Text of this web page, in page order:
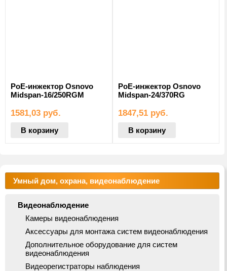
PoE-инжектор Osnovo
Midspan-16/250RGM
1581,03 руб.
В корзину
PoE-инжектор Osnovo
Midspan-24/370RG
1847,51 руб.
В корзину
Умный дом, охрана, видеонаблюдение
Видеонаблюдение
Камеры видеонаблюдения
Аксессуары для монтажа систем видеонаблюдения
Дополнительное оборудование для систем
видеонаблюдения
Видеорегистраторы наблюдения